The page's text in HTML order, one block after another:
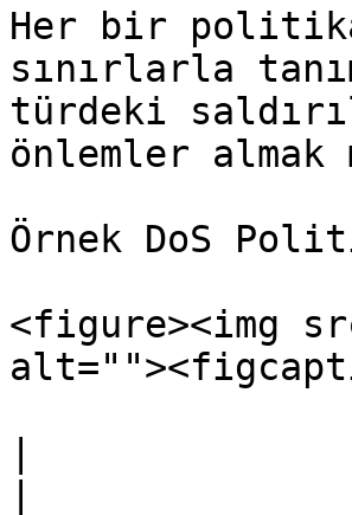
Her bir
sınırlarla
türdeki
önlemler almak
Örnek DoS
<figure><img